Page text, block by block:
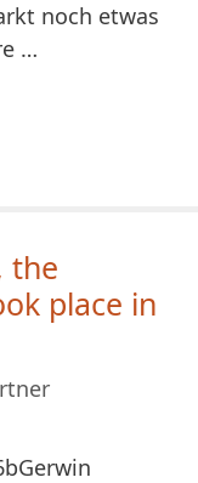
noch etwas
…
the
place in